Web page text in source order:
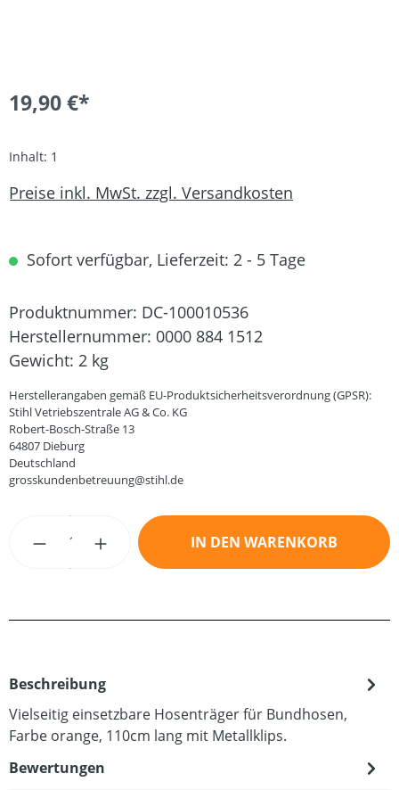
19,90 €*
Inhalt: 1
Preise inkl. MwSt. zzgl. Versandkosten
Sofort verfügbar, Lieferzeit: 2 - 5 Tage
Produktnummer: DC-100010536
Herstellernummer: 0000 884 1512
Gewicht: 2 kg
Herstellerangaben gemäß EU-Produktsicherheitsverordnung (GPSR):
Stihl Vetriebszentrale AG & Co. KG
Robert-Bosch-Straße 13
64807 Dieburg
Deutschland
grosskundenbetreuung@stihl.de
Produkt Anzahl: Gib den gewünschten
IN DEN WARENKORB
Beschreibung
Vielseitig einsetzbare Hosenträger für Bundhosen,
Farbe orange, 110cm lang mit Metallklips.
Bewertungen